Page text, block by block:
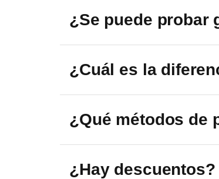
Fusion: velocidad
Optimización de malla en un solo
¿Se puede probar
¿Cuál es la
¿Qué métodos de
¿Hay descuentos?